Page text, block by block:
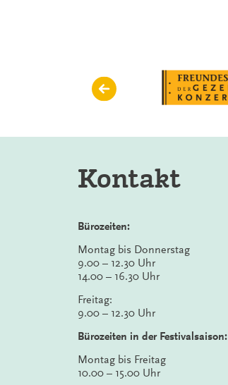
Kontakt
Bürozeiten:
Montag bis Donnerstag
9.00 – 12.30 Uhr
14.00 – 16.30 Uhr
Freitag:
9.00 – 12.30 Uhr
Bürozeiten in der Festivalsaison:
Montag bis Freitag
10.00 – 15.00 Uhr